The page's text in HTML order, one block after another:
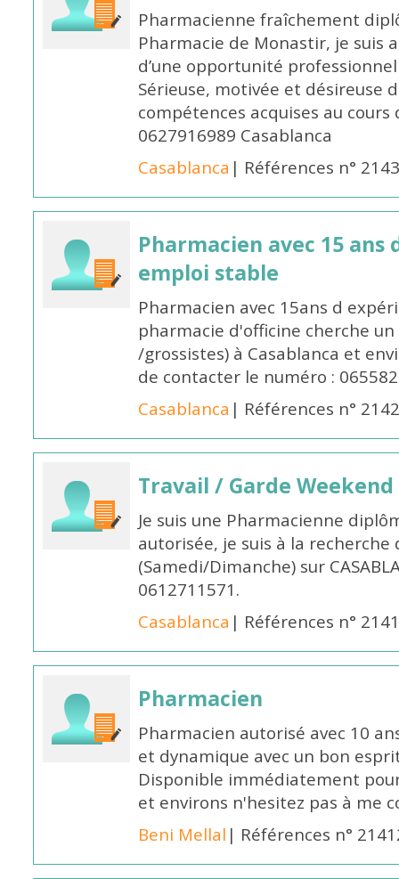
Pharmacienne fraîchement
Pharmacie de Monastir, je suis
d’une opportunité
Sérieuse, motivée et désireuse
compétences acquises au
0627916989 Casablanca
Casablanca | Références n°
Pharmacien avec 15
emploi stable
Pharmacien avec 15ans d
pharmacie d'officine cherche
/grossistes) à Casablanca et
de contacter le numéro :
Casablanca | Références n°
Travail / Garde Weekend
Je suis une Pharmacienne
autorisée, je suis à la
(Samedi/Dimanche) sur
0612711571.
Casablanca | Références n°
Pharmacien
Pharmacien autorisé avec 10
et dynamique avec un bon
Disponible immédiatement
et environs n'hesitez pas à me
Beni Mellal | Références n°